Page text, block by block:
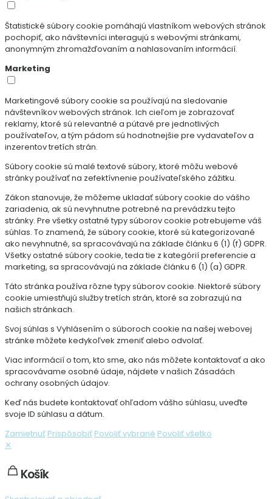
Štatistické súbory cookie pomáhajú vlastníkom webových stránok
pochopiť, ako návštevníci interagujú s webovými stránkami,
anonymným zhromažďovaním a nahlasovaním informácií.
Marketing
Marketingové súbory cookie sa používajú na sledovanie
návštevníkov webových stránok. Ich cieľom je zobrazovať
reklamy, ktoré sú relevantné a pútavé pre jednotlivých
používateľov, a tým pádom sú hodnotnejšie pre vydavateľov a
inzerentov tretích strán.
Súbory cookie sú malé textové súbory, ktoré môžu webové
stránky používať na zefektívnenie používateľského zážitku.
Zákon stanovuje, že môžeme ukladať súbory cookie do vášho
zariadenia, ak sú nevyhnutne potrebné na prevádzku tejto
stránky. Pre všetky ostatné typy súborov cookie potrebujeme váš
súhlas. To znamená, že súbory cookie, ktoré sú kategorizované
ako nevyhnutné, sa spracovávajú na základe článku 6 (1) (f) GDPR.
Všetky ostatné súbory cookie, teda tie z kategórií preferencie a
marketing, sa spracovávajú na základe článku 6 (1) (a) GDPR.
Táto stránka používa rôzne typy súborov cookie. Niektoré súbory
cookie umiestňujú služby tretích strán, ktoré sa zobrazujú na
našich stránkach.
Svoj súhlas s Vyhlásením o súboroch cookie na našej webovej
stránke môžete kedykoľvek zmeniť alebo odvolať.
Viac informácií o tom, kto sme, ako nás môžete kontaktovať a ako
spracovávame osobné údaje, nájdete v našich Zásadách
ochrany osobných údajov.
Keď nás budete kontaktovať ohľadom vášho súhlasu, uveďte
svoje ID súhlasu a dátum.
Zamietnuť Prispôsobiť Povoliť vybrané Povoliť všetko
✕
Košík